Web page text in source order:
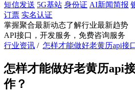
短信发送 5G基站 身份证 AI新闻简报
订票 实名认证
掌握聚合最新动态了解行业最新趋势
API接口，开发服务，免费咨询服务
行业资讯 / 怎样才能做好老黄历api接
怎样才能做好老黄历api
作？